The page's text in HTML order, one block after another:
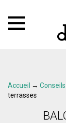
Accueil →
terrasses